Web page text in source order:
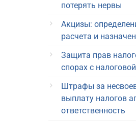
потерять нервы
Акцизы:
расчета и
Защита прав
спорах с
Штрафы за
выплату налогов
ответственность